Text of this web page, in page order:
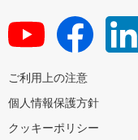
ご利用上の注意
個人情報保護方針
クッキーポリシー